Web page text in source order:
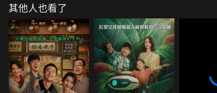
續上學。天馬行空而充滿熱情的馬皓文，究竟能否改
變兒子的命運？父子倆的親情摯愛，喚回生命中的溫
暖與奇蹟。
其他人也看了